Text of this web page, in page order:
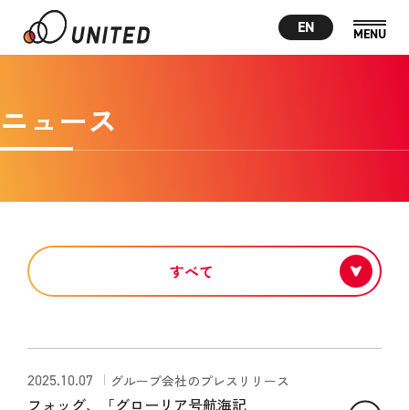
EN
ニュース
2025.10.07 グループ会社のプレスリリース
フォッグ、「グローリア号航海記